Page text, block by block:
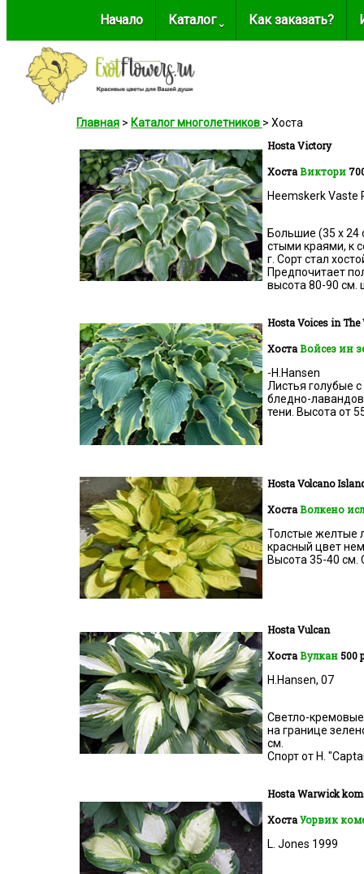
Начало Каталог ˬ Как заказать?
Главная > Каталог многолетников > Хоста
Hosta Victory
ХостаВиктори
Heemskerk Vaste
Большие (35 х
стыми краями, к
г. Сорт стал
Предпочитает
высота 80-90 см.
HostaVoices in The
ХостаВойсез ин
-H.Hansen
Листья голубые
бледно-
тени. Высота от
HostaVolcano
ХостаВолкено
Толстые желтые
красный цвет
Высота 35-40 см.
HostaVulcan
ХостаВулкан500
H.Hansen, 07
Светло-
на границе
см.
Спорт от H.
HostaWarwick
ХостаУорвик
L. Jones 1999